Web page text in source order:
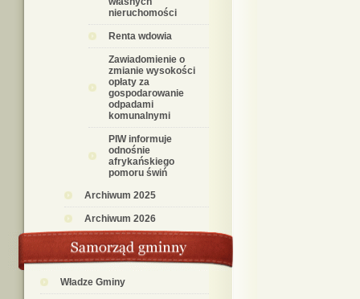
nieruchomości
Renta wdowia
Zawiadomienie o
zmianie wysokości
opłaty za
gospodarowanie
odpadami
komunalnymi
PIW informuje
odnośnie
afrykańskiego
pomoru świń
Archiwum 2025
Archiwum 2026
Władze Gminy